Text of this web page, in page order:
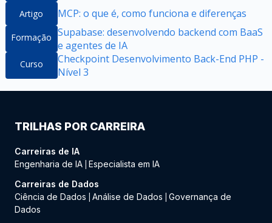
Artigo MCP: o que é, como funciona e diferenças
Formação Supabase: desenvolvendo backend com BaaS
e agentes de IA
Curso
Checkpoint Desenvolvimento Back-End PHP -
Nível 3
TRILHAS POR CARREIRA
Carreiras de IA
Engenharia de IA Especialista em IA
Carreiras de Dados
Ciência de Dados
Análise de Dados
Governança de
Dados